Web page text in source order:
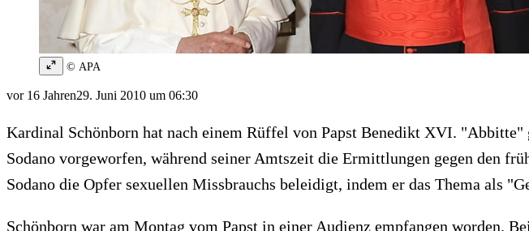
© APA
vor 16 Jahren29. Juni 2010 um 06:30
Kardinal Schönborn hat nach einem Rüffel von Papst Benedikt XVI. "Abbitte"
Sodano vorgeworfen, während seiner Amtszeit die Ermittlungen gegen den
Sodano die Opfer sexuellen Missbrauchs beleidigt, indem er das Thema als
Schönborn war am Montag vom Papst in einer Audienz empfangen worden.